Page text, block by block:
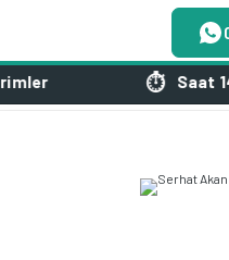
Saat 14:00'a